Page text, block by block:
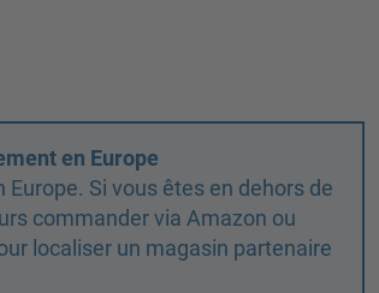
en Europe
Si vous êtes en dehors de
commander via Amazon ou
localiser un magasin partenaire